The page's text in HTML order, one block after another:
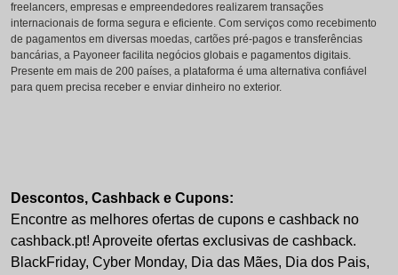
freelancers, empresas e empreendedores realizarem transações
internacionais de forma segura e eficiente. Com serviços como recebimento
de pagamentos em diversas moedas, cartões pré-pagos e transferências
bancárias, a Payoneer facilita negócios globais e pagamentos digitais.
Presente em mais de 200 países, a plataforma é uma alternativa confiável
para quem precisa receber e enviar dinheiro no exterior.
Descontos, Cashback e Cupons:
Encontre as melhores ofertas de cupons e cashback no
cashback.pt! Aproveite ofertas exclusivas de cashback.
BlackFriday, Cyber Monday, Dia das Mães, Dia dos Pais,